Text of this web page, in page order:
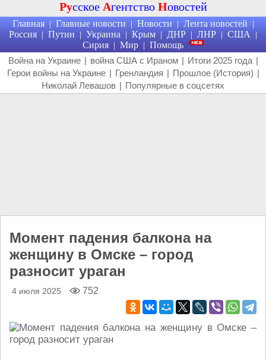
Русское Агентство Новостей
Главная | Главные новости | Новости | Лента новостей |
Россия | Путин | Украина | Крым | ДНР | ЛНР | США |
Сирия | Мир | Помощь
Война на Украине | война США с Ираном | Итоги 2025 года |
Герои войны на Украине | Гренландия | Прошлое (История) |
Николай Левашов | Популярные в соцсетях
Момент падения балкона на
женщину в Омске – город
разносит ураган
4 июля 2025 752